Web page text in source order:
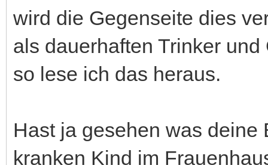
wird die Gegenseite dies
als dauerhaften Trinker
so lese ich das heraus.
Hast ja gesehen was deine
kranken Kind im